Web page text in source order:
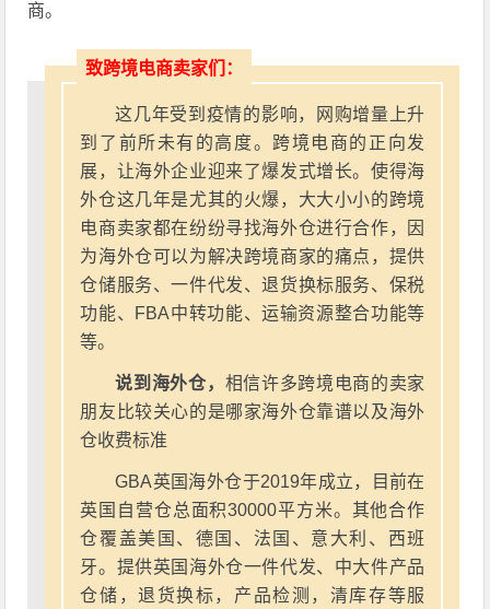
商。
致跨境电商卖家们：
这几年受到疫情的影响，网购增量上升
到了前所未有的高度。跨境电商的正向发
展，让海外企业迎来了爆发式增长。使得海
外仓这几年是尤其的火爆，大大小小的跨境
电商卖家都在纷纷寻找海外仓进行合作，因
为海外仓可以为解决跨境商家的痛点，提供
仓储服务、一件代发、退货换标服务、保税
功能、FBA中转功能、运输资源整合功能等
等。
说到海外仓， 相信许多跨境电商的卖家
朋友比较关心的是哪家海外仓靠谱以及海外
仓收费标准
GBA英国海外仓于2019年成立，目前在
英国自营仓总面积30000平方米。其他合作
仓覆盖美国、德国、法国、意大利、西班
牙。提供英国海外仓一件代发、中大件产品
仓储，退货换标，产品检测，清库存等服